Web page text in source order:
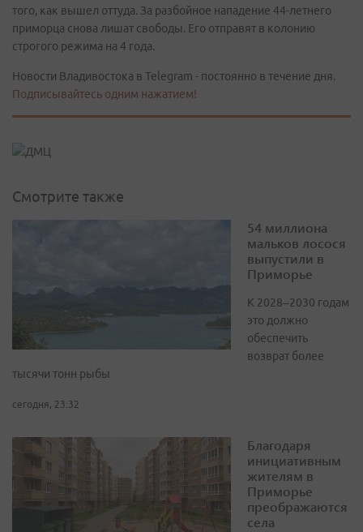
того, как вышел оттуда. За разбойное нападение 44-летнего
приморца снова лишат свободы. Его отправят в колонию
строгого режима на 4 года.
Новости Владивостока в Telegram - постоянно в течение дня.
Подписывайтесь одним нажатием!
Смотрите также
54 миллиона
мальков лосося
выпустили в
Приморье
К 2028–2030 годам
это должно
обеспечить
возврат более
тысячи тонн рыбы
сегодня, 23:32
Благодаря
инициативным
жителям в
Приморье
преображаются
села